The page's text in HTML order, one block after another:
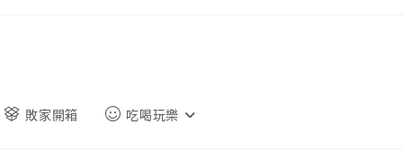
敗家開箱 吃喝玩樂